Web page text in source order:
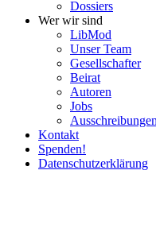
Dossiers
Wer wir sind
LibMod
Unser Team
Gesell­schafter
Beirat
Autoren
Jobs
Ausschrei­bungen
Kontakt
Spenden!
Daten­schutz­er­klärung